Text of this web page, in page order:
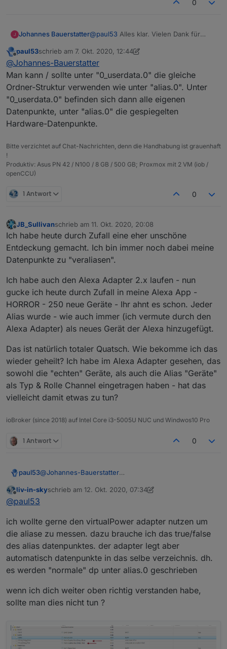
"start_month":
"currentValue":
      }
    }
  },
  "native": {},
  "acl": {
    "object": 1636,
    "owner": "system.user.admin",
"ownerGroup":
"_id":
nicht für "normale" Datenpunkte "missbrauchen", weil
Hier fehltcommon.alias.id.
0
Johannes Bauerstatter@paul53 Alles klar. Vielen Dank für
Offline
paul53schrieb am 7. Okt. 2020, 12:44
zuletzt editiert von paul5310. Juli 2020, 14:45
@Johannes-Bauerstatter
Man kann / sollte unter "0_userdata.0" die gleiche
Ordner-Struktur verwenden wie unter "alias.0". Unter
"0_userdata.0" befinden sich dann alle eigenen
Datenpunkte, unter "alias.0" die gespiegelten
Hardware-Datenpunkte.
Bitte verzichtet auf Chat-Nachrichten, denn die Handhabung ist grauenhaft
!
Produktiv: Asus PN 42 / N100 / 8 GB / 500 GB; Proxmox mit 2 VM (iob /
openCCU)
1 Antwort 0
Offline
JB_Sullivanschrieb am 11. Okt. 2020, 20:08
zuletzt editiert von
Ich habe heute durch Zufall eine eher unschöne
Entdeckung gemacht. Ich bin immer noch dabei meine
Datenpunkte zu "veraliasen".
Ich habe auch den Alexa Adapter 2.x laufen - nun
gucke ich heute durch Zufall in meine Alexa App -
HORROR - 250 neue Geräte - Ihr ahnt es schon. Jeder
Alias wurde - wie auch immer (ich vermute durch den
Alexa Adapter) als neues Gerät der Alexa hinzugefügt.
Das ist natürlich totaler Quatsch. Wie bekomme ich das
wieder geheilt? Ich habe im Alexa Adapter gesehen, das
sowohl die "echten" Geräte, als auch die Alias "Geräte"
als Typ & Rolle Channel eingetragen haben - hat das
vielleicht damit etwas zu tun?
ioBroker (since 2018) auf Intel Core i3-5005U NUC und Windwos10 Pro
1 Antwort 0
paul53@Johannes-Bauerstatter
Ordner-Struktur verwenden wie unter "alias.0". Unter
Hardware-Datenpunkte.
Offline
liv-in-skyschrieb am 12. Okt. 2020, 07:34
zuletzt editiert von liv-in-sky 10. Dez. 2020, 09:36
@paul53
ich wollte gerne den virtualPower adapter nutzen um
die aliase zu messen. dazu brauche ich das true/false
des alias datenpunktes. der adapter legt aber
automatisch datenpunkte in das selbe verzeichnis. dh.
es werden "normale" dp unter alias.0 geschrieben
wenn ich dich weiter oben richtig verstanden habe,
sollte man dies nicht tun ?